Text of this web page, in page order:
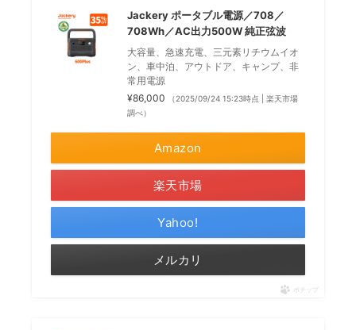
Jackery ポータブル電源／708／
708Wh／AC出力500W 純正弦波
大容量、急速充電、三元素リチウムイオ
ン、車中泊、アウトドア、キャンプ、非
常用電源
¥86,000
（2025/09/24 15:23時点 | 楽天市場
調べ）
Amazon
楽天市場
Yahoo!
メルカリ
ポチップ